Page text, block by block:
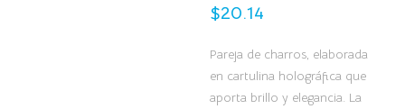
$20.14
Pareja de charros, elaborada
en cartulina holográfica que
aporta brillo y elegancia. La